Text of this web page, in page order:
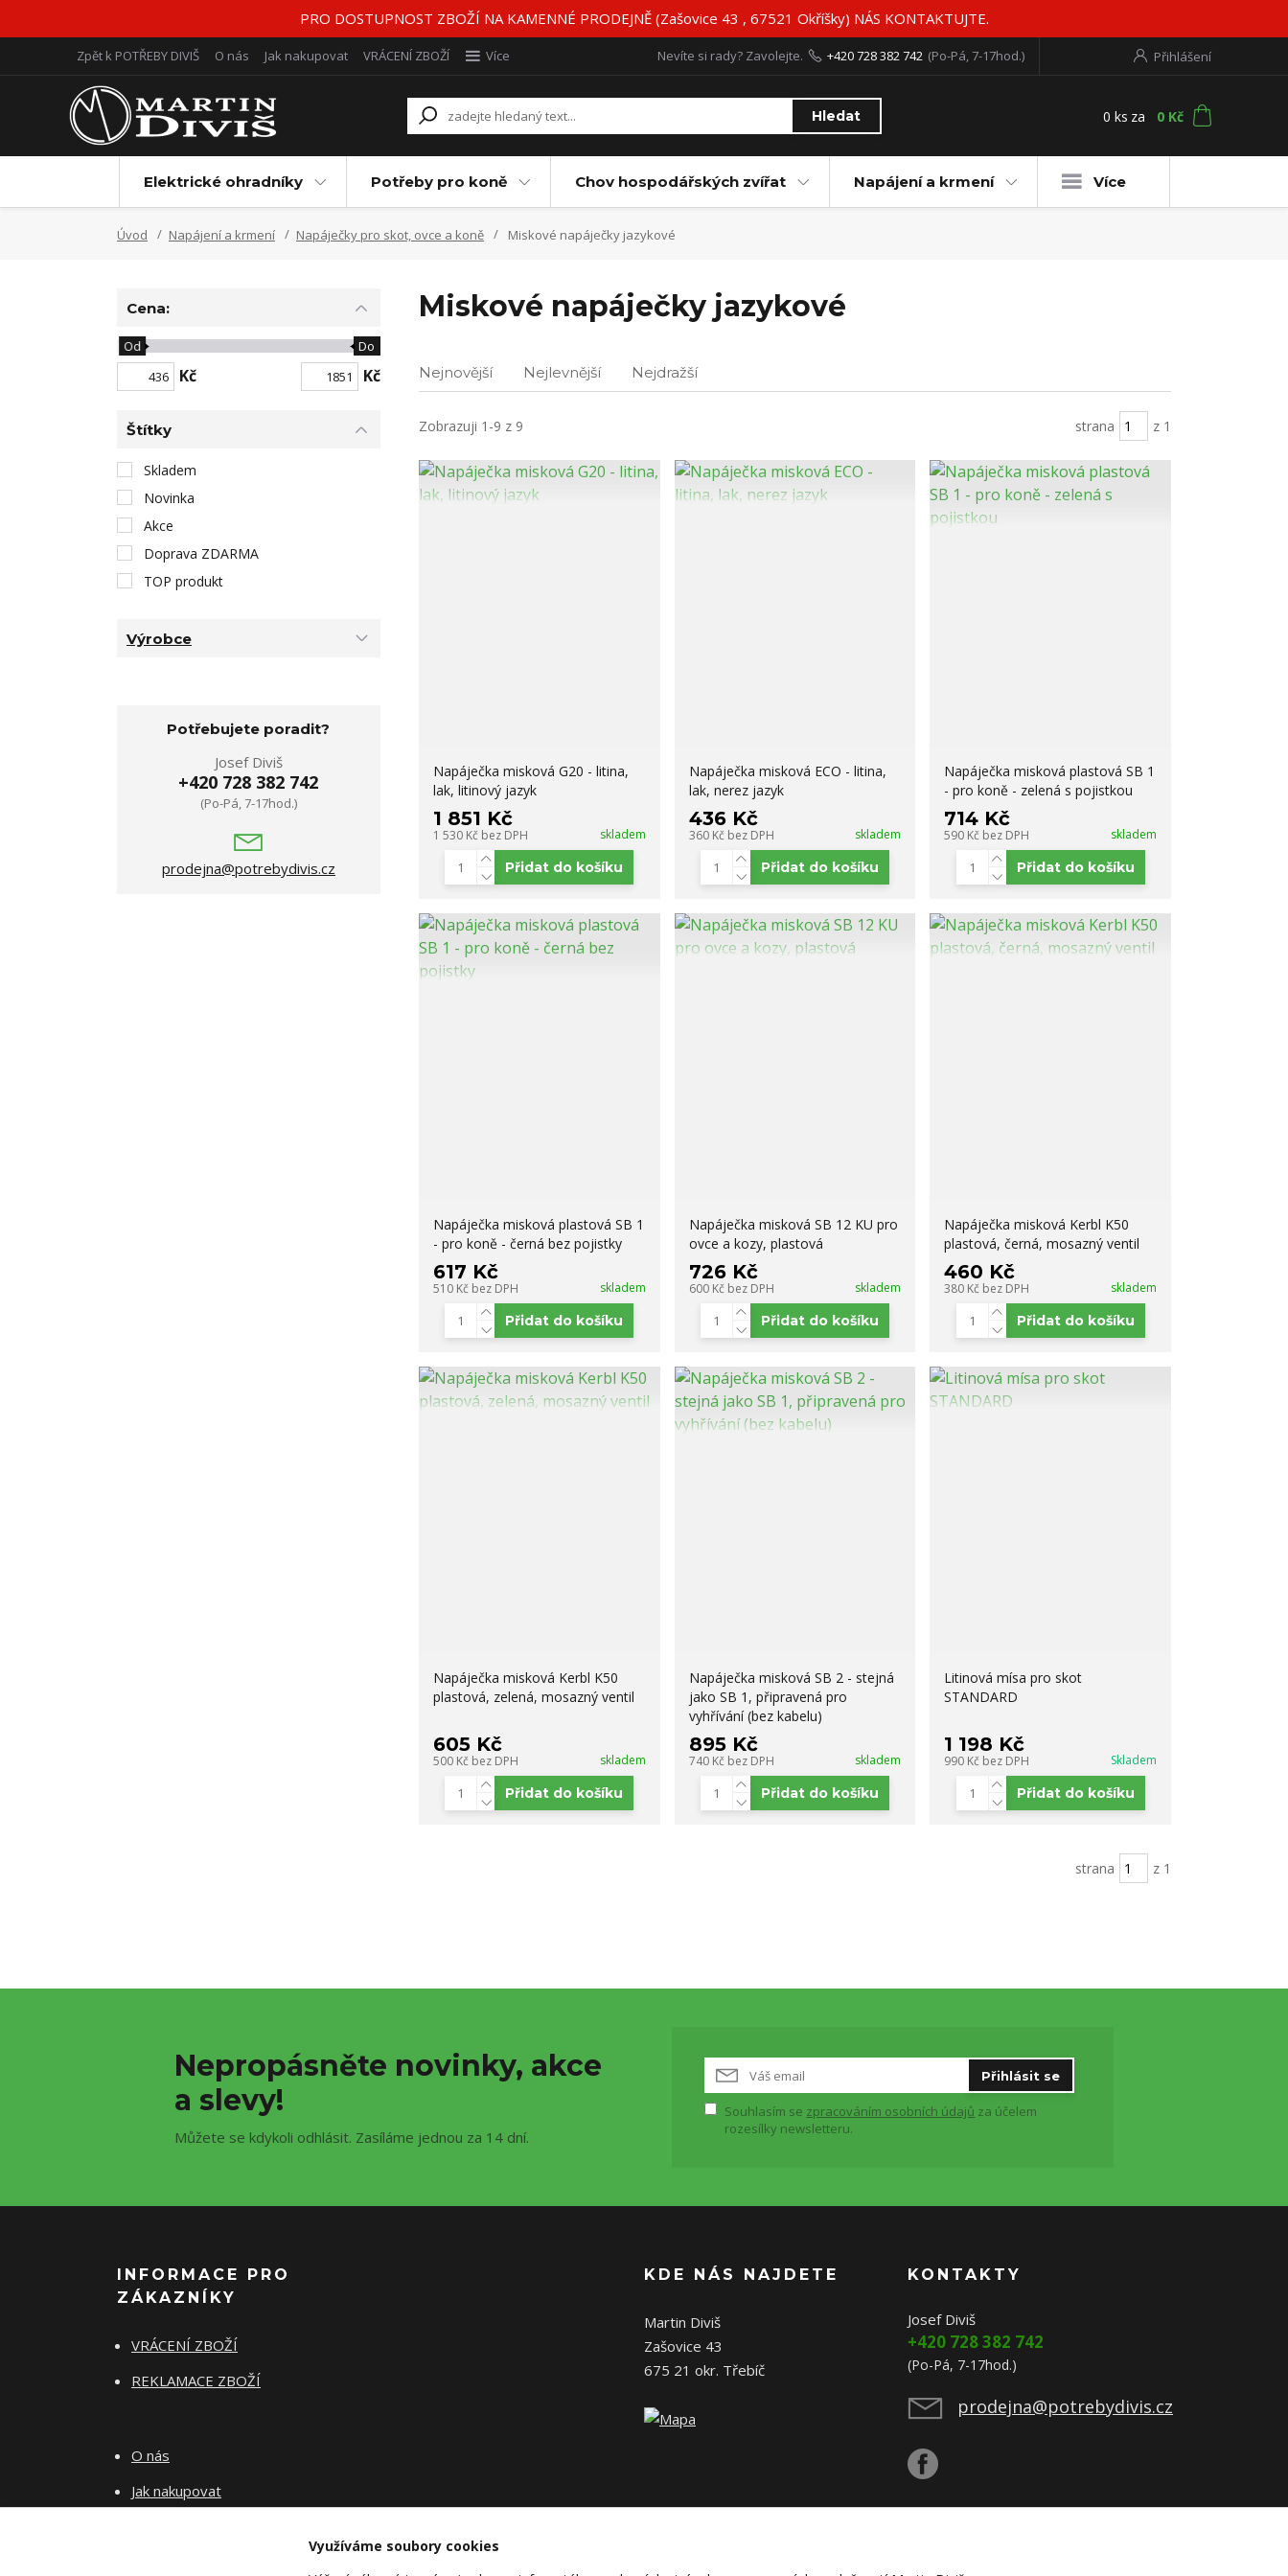
PRO DOSTUPNOST ZBOŽÍ NA KAMENNÉ PRODEJNĚ (Zašovice 43 , 67521 Okříšky) NÁS KONTAKTUJTE.
Zpět k POTŘEBY DIVIŠ O nás Jak nakupovat VRÁCENÍ ZBOŽÍ Více Přihlášení
Hledat
Nevíte si rady? Zavolejte. +420 728 382 742 (Po-Pá, 7-17hod.)
0 ks za 0 Kč
Elektrické ohradníky Potřeby pro koně Chov hospodářských zvířat Napájení a krmení Více
Úvod Napájení a krmení Napáječky pro skot, ovce a koně Miskové napáječky jazykové
Miskové napáječky jazykové
Nejnovější Nejlevnější Nejdražší
Zobrazuji 1-9 z 9 strana z 1
Napáječka misková G20 - litina,
lak, litinový jazyk
1 851 Kč
1 530 Kč bez DPH skladem
Přidat do košíku
Napáječka misková ECO - litina,
lak, nerez jazyk
436 Kč
360 Kč bez DPH skladem
Přidat do košíku
Napáječka misková plastová SB 1
- pro koně - zelená s pojistkou
714 Kč
590 Kč bez DPH skladem
Přidat do košíku
Napáječka misková plastová SB 1
- pro koně - černá bez pojistky
617 Kč
510 Kč bez DPH skladem
Přidat do košíku
Napáječka misková SB 12 KU pro
ovce a kozy, plastová
726 Kč
600 Kč bez DPH skladem
Přidat do košíku
Napáječka misková Kerbl K50
plastová, černá, mosazný ventil
460 Kč
380 Kč bez DPH skladem
Přidat do košíku
Napáječka misková Kerbl K50
plastová, zelená, mosazný ventil
605 Kč
500 Kč bez DPH skladem
Přidat do košíku
Napáječka misková SB 2 - stejná
jako SB 1, připravená pro
vyhřívání (bez kabelu)
895 Kč
740 Kč bez DPH skladem
Přidat do košíku
Litinová mísa pro skot
STANDARD
1 198 Kč
990 Kč bez DPH Skladem
Přidat do košíku
strana z 1
Cena:
Kč
Od Do
Kč
Štítky
Skladem
Novinka
Akce
Doprava ZDARMA
TOP produkt
Výrobce
Potřebujete poradit?
Josef Diviš
+420 728 382 742
(Po-Pá, 7-17hod.)
prodejna@potrebydivis.cz
Nepropásněte novinky, akce
a slevy!
Můžete se kdykoli odhlásit. Zasíláme jednou za 14 dní.
Přihlásit se
Souhlasím se zpracováním osobních údajů za účelem
rozesílky newsletteru.
INFORMACE PRO
ZÁKAZNÍKY
VRÁCENÍ ZBOŽÍ
REKLAMACE ZBOŽÍ
O nás
Jak nakupovat
KDE NÁS NAJDETE
Martin Diviš
Zašovice 43
675 21 okr. Třebíč
KONTAKTY
Josef Diviš
+420 728 382 742
(Po-Pá, 7-17hod.)
prodejna@potrebydivis.cz
Využíváme soubory cookies